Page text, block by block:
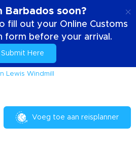
Barbados soon?
fill out your Online Customs
form before your arrival.
Submit Here
Evenementen en festivals
Lewis Windmill
Voeg toe aan reisplanner